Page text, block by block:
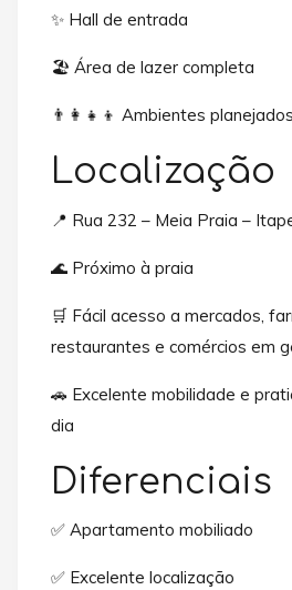
✨ Hall de entrada
🏖️ Área de lazer completa
👨‍👩‍👧‍👦 Ambientes
Localização
📍 Rua 232 – Meia Praia –
🌊 Próximo à praia
🛒 Fácil acesso a mercados,
restaurantes e comércios em
🚗 Excelente mobilidade e
dia
Diferenciais
✅ Apartamento mobiliado
✅ Excelente localização